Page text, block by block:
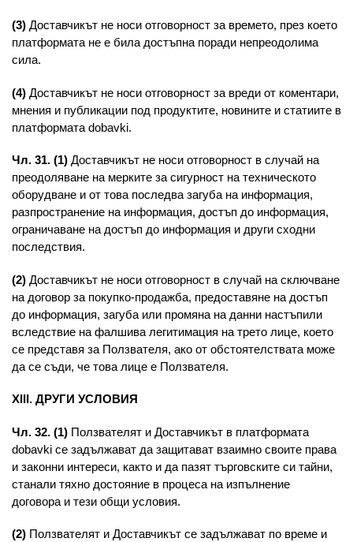
(3) Доставчикът не носи отговорност за времето, през което
платформата не е била достъпна поради непреодолима
сила.
(4) Доставчикът не носи отговорност за вреди от коментари,
мнения и публикации под продуктите, новините и статиите в
платформата dobavki.
Чл. 31. (1) Доставчикът не носи отговорност в случай на
преодоляване на мерките за сигурност на техническото
оборудване и от това последва загуба на информация,
разпространение на информация, достъп до информация,
ограничаване на достъп до информация и други сходни
последствия.
(2) Доставчикът не носи отговорност в случай на сключване
на договор за покупко-продажба, предоставяне на достъп
до информация, загуба или промяна на данни настъпили
вследствие на фалшива легитимация на трето лице, което
се представя за Ползвателя, ако от обстоятелствата може
да се съди, че това лице е Ползвателя.
XIII. ДРУГИ УСЛОВИЯ
Чл. 32. (1) Ползвателят и Доставчикът в платформата
dobavki се задължават да защитават взаимно своите права
и законни интереси, както и да пазят търговските си тайни,
станали тяхно достояние в процеса на изпълнение
договора и тези общи условия.
(2) Ползвателят и Доставчикът се задължават по време и